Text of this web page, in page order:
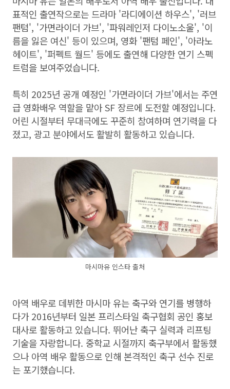
표적인 출연작으로는 드라마 '라디에이션 하우스', '러브
팬텀', '가면라이더 가브', '파워레인저 다이노소울', '이
름을 잃은 여신' 등이 있으며, 영화 '팬텀 페인', '아라노
헤이트', '퍼펙트 월드' 등에도 출연해 다양한 연기 스펙
트럼을 보여주었습니다.
특히 2025년 공개 예정인 '가면라이더 가브'에서는 주연
급 영화배우 역할을 맡아 SF 장르에 도전할 예정입니다.
어린 시절부터 무대극에도 꾸준히 참여하며 연기력을 다
졌고, 광고 분야에서도 활발히 활동하고 있습니다.
마시마유 인스타 출처
아역 배우로 데뷔한 마시마 유는 축구와 연기를 병행하
다가 2016년부터 일본 프리스타일 축구협회 공인 홍보
대사로 활동하고 있습니다. 뛰어난 축구 실력과 리프팅
기술을 자랑합니다. 중학교 시절까지 축구부에서 활동했
으나 아역 배우 활동으로 인해 본격적인 축구 선수 진로
는 포기했습니다.